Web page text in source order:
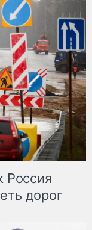
Россия
дорог